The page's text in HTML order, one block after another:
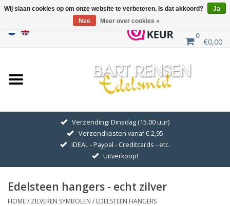
0
€0,00
Home
Uitverkoop
GOUDEN SYMBOLEN
Hanger Kettingen
Oorhangers
Verzending: Dinsdag (15.00 uur)
Verzendkosten vanaf € 2,95
iDEAL - Paypal - Creditcards - etc.
Uitverkoop!
Edelsteen hangers - echt zilver
HOME/ ZILVEREN SYMBOLEN / EDELSTEEN HANGERS
Wij slaan cookies op om onze website te verbeteren. Is dat akkoord?
Ja
Nee
Meer over cookies »